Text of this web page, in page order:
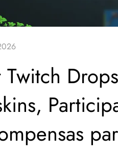
Twitch